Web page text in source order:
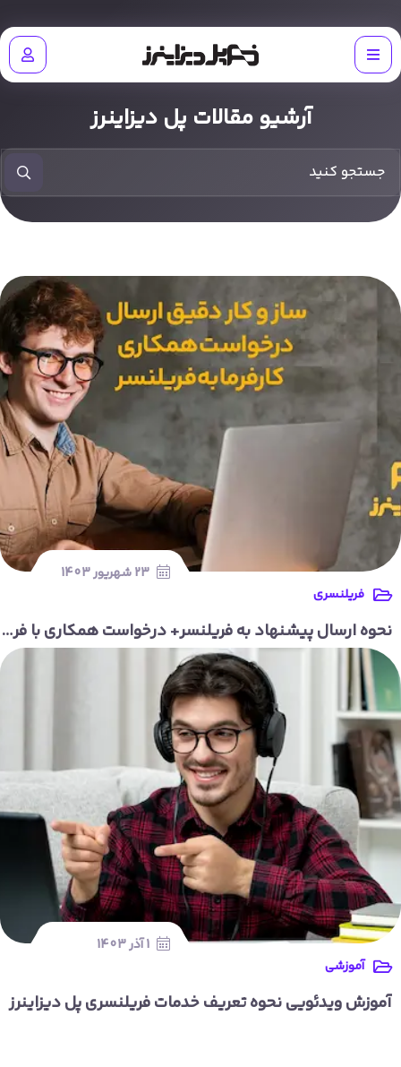
آرشیو مقالات پل دیزاینرز
23 شهریور 1403
فریلنسری
نحوه ارسال پیشنهاد به فریلنسر+ درخواست همکاری با فریلنسر
1 آذر 1403
آموزشی
آموزش ویدئویی نحوه تعریف خدمات فریلنسری پل دیزاینرز